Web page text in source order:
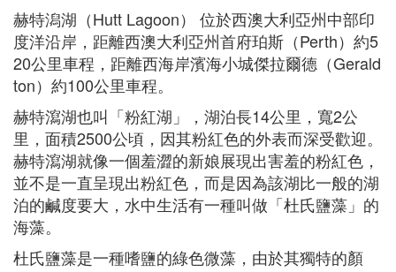
赫特潟湖（Hutt Lagoon） 位於西澳大利亞州中部印
度洋沿岸，距離西澳大利亞州首府珀斯（Perth）約5
20公里車程，距離西海岸濱海小城傑拉爾德（Gerald
ton）約100公里車程。
赫特瀉湖也叫「粉紅湖」，湖泊長14公里，寬2公
里，面積2500公頃，因其粉紅色的外表而深受歡迎。
赫特瀉湖就像一個羞澀的新娘展現出害羞的粉紅色，
並不是一直呈現出粉紅色，而是因為該湖比一般的湖
泊的鹹度要大，水中生活有一種叫做「杜氏鹽藻」的
海藻。
杜氏鹽藻是一種嗜鹽的綠色微藻，由於其獨特的顏